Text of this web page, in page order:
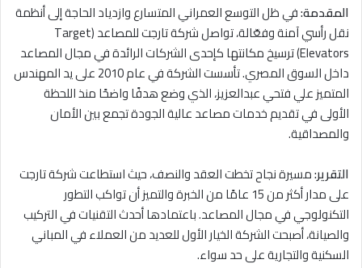
المقدمة:في ظل التوسع العمراني المتسارع وازدياد الحاجة إلى أنظمة
نقل رأسي آمنة وفعّالة، تواصل شركة تارجت للمصاعد (Target
Elevators) ترسيخ مكانتها كإحدى الشركات الرائدة في مجال المصاعد
داخل السوق المصري. تأسست الشركة في عام 2010 على يد المهندس
المتميز علي فتحي عبدالعزيز، الذي وضع هدفًا واضحًا منذ اللحظة
الأولى في تقديم خدمات مصاعد عالية الجودة تجمع بين الأمان
والمصداقية.
التقرير:مسيرة نجاح تخطت العقد والنصف، حيث استطاعت شركة تارجت
على مدار أكثر من 15 عامًا من الخبرة والتميز أن تواكب التطور
التكنولوجي في مجال المصاعد. باعتمادها أحدث التقنيات في التركيب
والصيانة، أصبحت الشركة الخيار الأول للعديد من العملاء في المباني
السكنية والتجارية على حد سواء.